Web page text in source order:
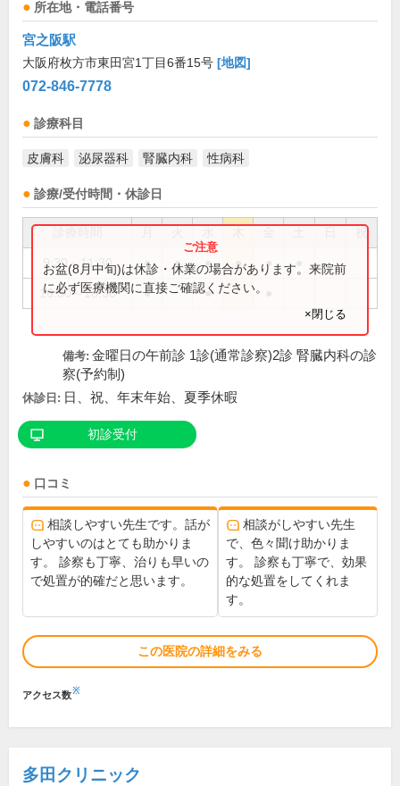
所在地・電話番号
宮之阪駅
大阪府枚方市東田宮1丁目6番15号 [地図]
072-846-7778
診療科目
皮膚科 泌尿器科 腎臓内科 性病科
診療/受付時間・休診日
祝
9:30～11:30 ● ● ● ● ●
16:30～18:30 ● ●
お盆(8月中旬)は休診・休業の場合があります。来院前
に必ず医療機関に直接ご確認ください。
×閉じる
備考: 金曜日の午前診 1診(通常診察)2診 腎臓内科の診
察(予約制)
休診日: 日、祝、年末年始、夏季休暇
初診受付
口コミ
相談しやすい先生です。話が
しやすいのはとても助かりま
す。 診察も丁寧、治りも早いの
で処置が的確だと思います。
相談がしやすい先生
で、色々聞け助かりま
す。 診察も丁寧で、効果
的な処置をしてくれま
す。
この医院の詳細をみる
アクセス数※
多田クリニック